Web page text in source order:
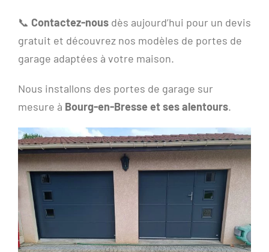
📞 Contactez-nousdès aujourd’hui pour un devis
gratuit et découvrez nos modèles de portes de
garage adaptées à votre maison.
Nous installons des portes de garage sur
mesure à Bourg-en-Bresse et ses alentours.